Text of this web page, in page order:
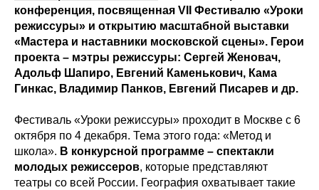
конференция, посвященная VII Фестивалю «Уроки
режиссуры» и открытию масштабной выставки
«Мастера и наставники московской сцены». Герои
проекта – мэтры режиссуры: Сергей Женовач,
Адольф Шапиро, Евгений Каменькович, Кама
Гинкас, Владимир Панков, Евгений Писарев и др.
Фестиваль «Уроки режиссуры» проходит в Москве с 6
октября по 4 декабря. Тема этого года: «Метод и
школа». В конкурсной программе – спектакли
молодых режиссеров, которые представляют
театры со всей России. География охватывает такие